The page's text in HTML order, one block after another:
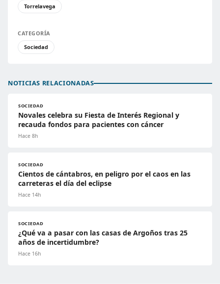
Torrelavega
CATEGORÍA
Sociedad
NOTICIAS RELACIONADAS
SOCIEDAD
Novales celebra su Fiesta de Interés Regional y
recauda fondos para pacientes con cáncer
Hace 8h
SOCIEDAD
Cientos de cántabros, en peligro por el caos en las
carreteras el día del eclipse
Hace 14h
SOCIEDAD
¿Qué va a pasar con las casas de Argoños tras 25
años de incertidumbre?
Hace 16h